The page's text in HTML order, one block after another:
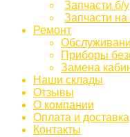
Запчасти б/у
Запчасти на
Ремонт
Приборы
Замена
Наши склады
Отзывы
О компании
Оплата и доставка
Контакты